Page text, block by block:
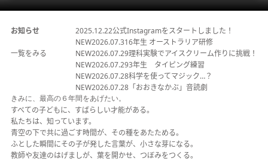
お知らせ
一覧をみる
2025.12.22公式Instagramをスタートしました！
NEW2026.07.316年生 オーストラリア研修
NEW2026.07.29理科実験でアイスクリーム作りに挑戦！
NEW2026.07.293年生 タイピング練習
NEW2026.07.28科学を使ってマジック…？
NEW2026.07.28 「おおきなかぶ」音読劇
きみに、最高の６年間をあげたい。
すべての子どもに、すばらしい才能がある。
私たちは、知っています。
青空の下で共に過ごす時間が、その種をあたためる。
ふとした瞬間にその子が発した言葉が、小さな芽になる。
教師や友達のはげましが、葉を開かせ、つぼみをつくる。